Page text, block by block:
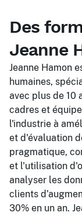
Des
Jeanne
Jeanne Hamon
humaines,
avec plus de 10
cadres et
l'industrie à
et d'évaluation
pragmatique,
et l'utilisation
analyser les
clients
30% en un an.